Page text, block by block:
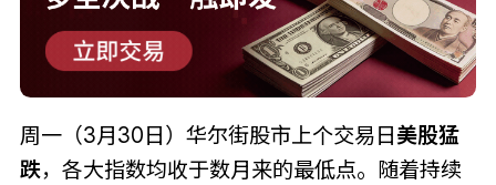
周一（3月30日）华尔街股市上个交易日美股猛
跌，各大指数均收于数月来的最低点。随着持续